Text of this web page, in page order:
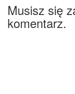
Musisz się
komentarz.